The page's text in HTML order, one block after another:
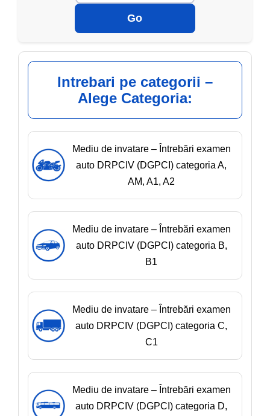
Go
Intrebari pe categorii –
Alege Categoria:
Mediu de invatare – Întrebări examen
auto DRPCIV (DGPCI) categoria A,
AM, A1, A2
Mediu de invatare – Întrebări examen
auto DRPCIV (DGPCI) categoria B,
B1
Mediu de invatare – Întrebări examen
auto DRPCIV (DGPCI) categoria C,
C1
Mediu de invatare – Întrebări examen
auto DRPCIV (DGPCI) categoria D,